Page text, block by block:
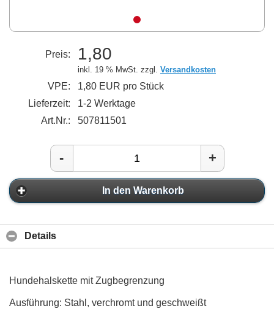
Preis: 1,80
inkl. 19 % MwSt. zzgl. Versandkosten
VPE:
1,80 EUR pro Stück
Lieferzeit:
1-2 Werktage
Art.Nr.:
507811501
- +
In den Warenkorb
Details
Hundehalskette mit Zugbegrenzung
Ausführung: Stahl, verchromt und geschweißt